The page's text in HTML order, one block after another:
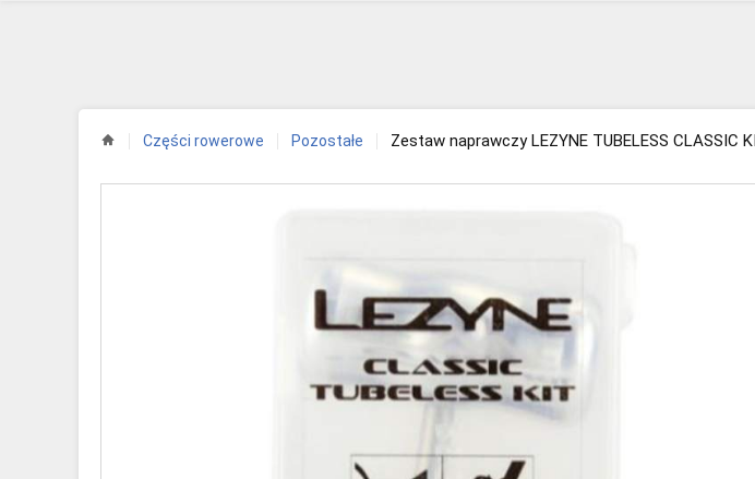
Części rowerowe Pozostałe Zestaw naprawczy LEZYNE TUBELESS CLASSIC